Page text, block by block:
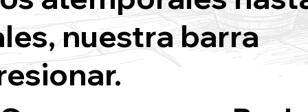
nuestra barra